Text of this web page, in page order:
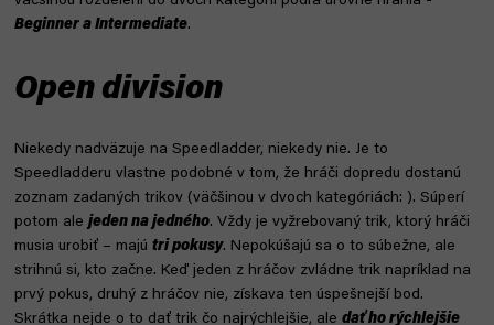
Beginner a Intermediate.
Open division
Niekedy nadväzuje na Speedladder, niekedy nie. Je to
Speedladderu vlastne podobné v tom, že hráči dopredu dostanú
zoznam zadaných trikov (väčšinou v dvoch kategóriách: ). Súperí
potom ale jeden na jedného. Vždy je vyžrebovaný trik, ktorý hráči
musia urobiť – majú tri pokusy. Nepokúšajú sa o to súbežne, ale
strihnú si, kto začne. Keď jeden z hráčov zvládne trik napríklad na
prvý pokus, druhý z hráčov nie, získava ten úspešnejší bod.
Skrátka nejde o to dať trik čo najrýchlejšie, ale dať ho rýchlejšie